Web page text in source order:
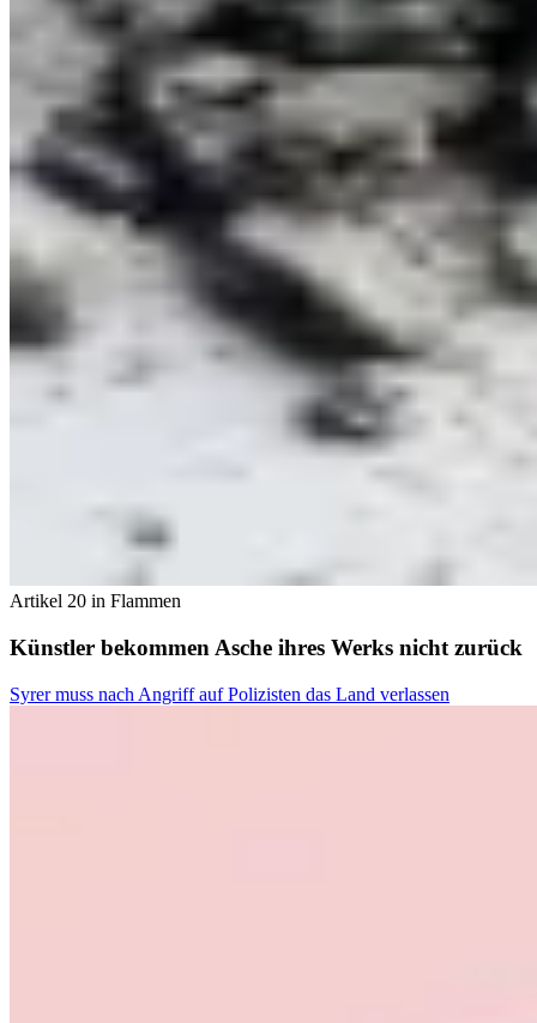
Artikel 20 in Flammen
Künstler bekommen Asche ihres Werks nicht zurück
Syrer muss nach Angriff auf Polizisten das Land verlassen